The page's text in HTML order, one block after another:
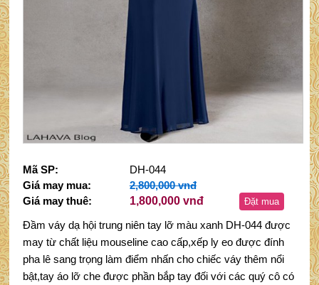
Mã SP:
DH-044
Giá may mua:
2,800,000 vnđ
Giá may thuê:
1,800,000 vnđ Đặt mua
Đầm váy dạ hội trung niên tay lỡ màu xanh DH-044 được
may từ chất liệu mouseline cao cấp,xếp ly eo được đính
pha lê sang trọng làm điểm nhấn cho chiếc váy thêm nổi
bật,tay áo lỡ che được phần bắp tay đối với các quý cô có